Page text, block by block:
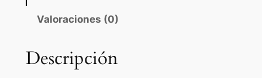
Valoraciones (0)
Descripción